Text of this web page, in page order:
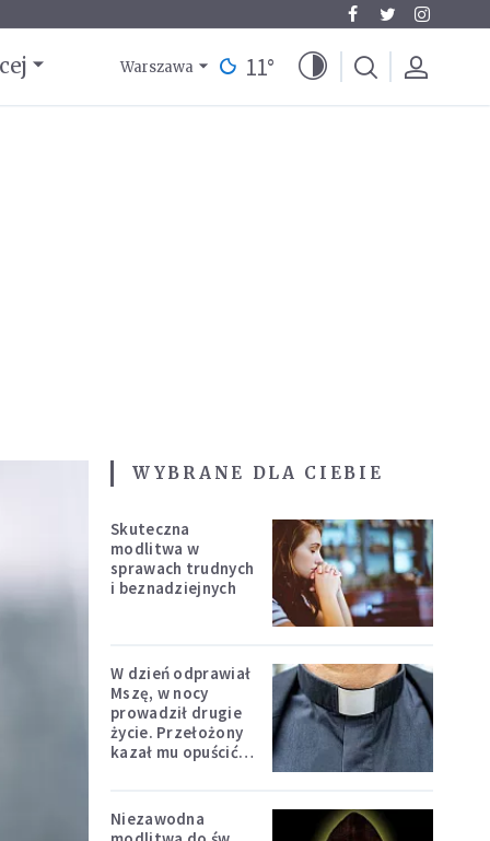
Warszawa 11°
WYBRANE DLA CIEBIE
Skuteczna
modlitwa w
sprawach trudnych
i beznadziejnych
W dzień odprawiał
Mszę, w nocy
prowadził drugie
życie. Przełożony
kazał mu opuścić
Niezawodna